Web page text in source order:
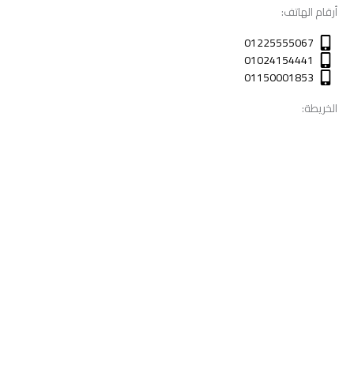
أرقام الهاتف:
01225555067
01024154441
01150001853
الخريطة: